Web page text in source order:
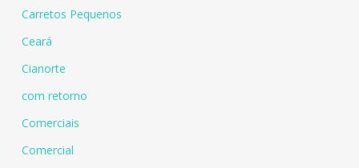
Carretos Pequenos
Ceará
Cianorte
com retorno
Comerciais
Comercial